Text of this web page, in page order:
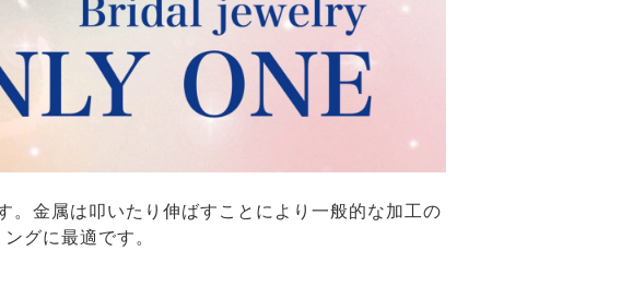
。金属は叩いたり伸ばすことにより一般的な加工の
グに最適です。